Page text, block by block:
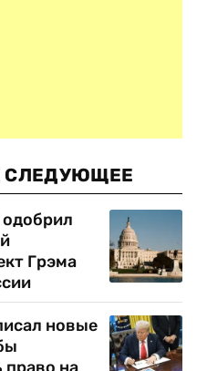
СЛЕДУЮЩЕЕ
Грэма
новые